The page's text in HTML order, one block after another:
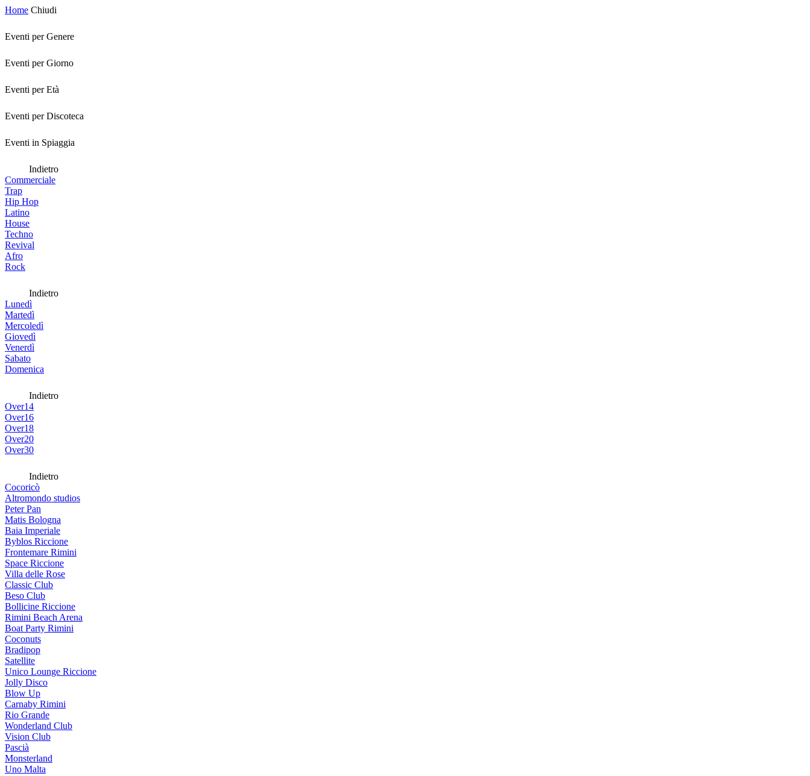
Home Chiudi
Eventi per Genere
Eventi per Giorno
Eventi per Età
Eventi per Discoteca
Eventi in Spiaggia
Indietro
Commerciale
Trap
Hip Hop
Latino
House
Techno
Revival
Afro
Rock
Indietro
Lunedì
Martedì
Mercoledì
Giovedì
Venerdì
Sabato
Domenica
Indietro
Over14
Over16
Over18
Over20
Over30
Indietro
Cocoricò
Altromondo studios
Peter Pan
Matis Bologna
Baia Imperiale
Byblos Riccione
Frontemare Rimini
Space Riccione
Villa delle Rose
Classic Club
Beso Club
Bollicine Riccione
Rimini Beach Arena
Boat Party Rimini
Coconuts
Bradipop
Satellite
Unico Lounge Riccione
Jolly Disco
Blow Up
Carnaby Rimini
Rio Grande
Wonderland Club
Vision Club
Pascià
Monsterland
Uno Malta